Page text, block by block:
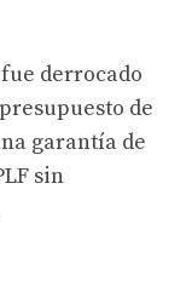
derrocado
de
garantía de
sin